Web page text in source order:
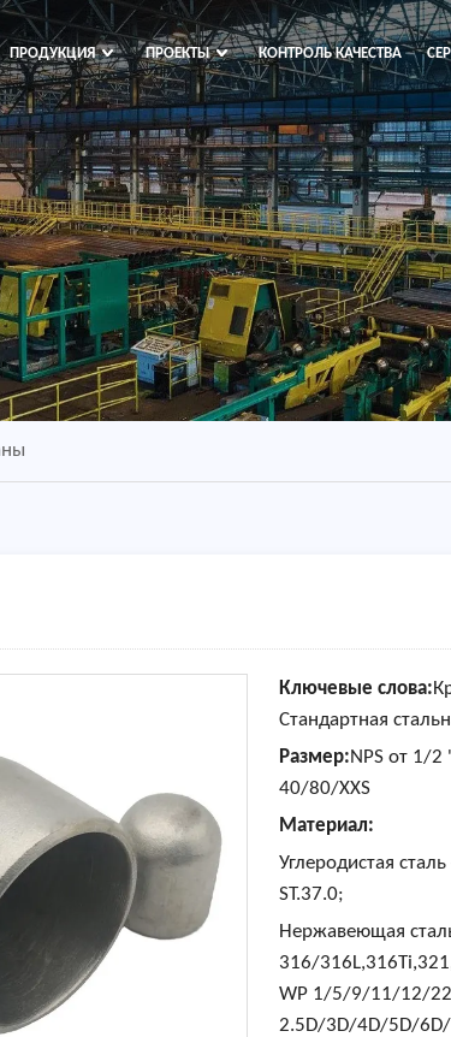
ПРОДУКЦИЯ ПРОЕКТЫ КОНТРОЛЬ КАЧЕСТВА
Ключевые слова:
Стандартная
Размер:NPS от 1/
40/80/XXS
Материал:
Углеродистая
ST.37.0;
Нержавеющая
316/
WP 1/5/9/11/12/
2.5D/3D/4D/5D/